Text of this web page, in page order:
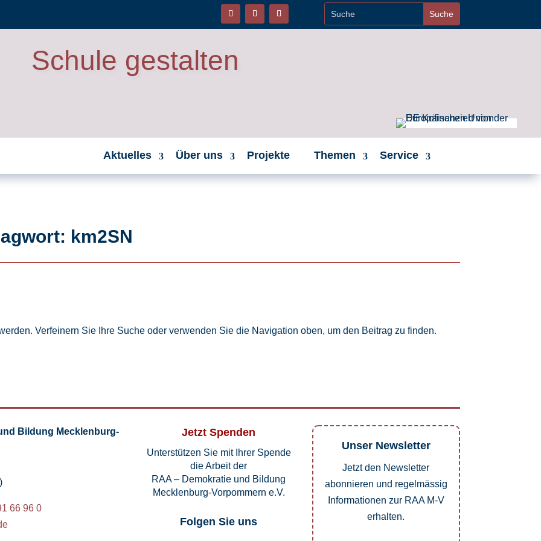
Schule gestalten
Aktuelles Über uns Projekte Themen Service
km2SN
Verfeinern Sie Ihre Suche oder verwenden Sie die Navigation oben, um den Beitrag zu finden.
Bildung Mecklenburg-
66 96 0
Jetzt Spenden
Unterstützen Sie mit Ihrer Spende
die Arbeit der
RAA – Demokratie und Bildung
Mecklenburg-Vorpommern e.V.
Folgen Sie uns
Unser Newsletter
Jetzt den Newsletter
abonnieren und regelmässig
Informationen zur RAA M-V
erhalten.